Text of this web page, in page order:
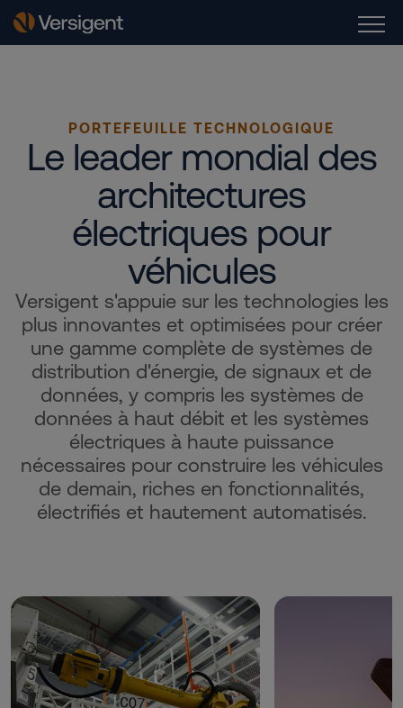
PORTEFEUILLE TECHNOLOGIQUE
Le leader mondial des
architectures
électriques pour
véhicules
Versigent s'appuie sur les technologies les
plus innovantes et optimisées pour créer
une gamme complète de systèmes de
distribution d'énergie, de signaux et de
données, y compris les systèmes de
données à haut débit et les systèmes
électriques à haute puissance
nécessaires pour construire les véhicules
de demain, riches en fonctionnalités,
électrifiés et hautement automatisés.